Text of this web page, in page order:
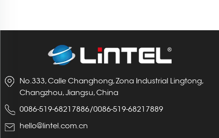
No.333, Calle Changhong, Zona Industrial Lingtong,
Changzhou, Jiangsu, China
0086-519-68217886/0086-519-68217889
hello@lintel.com.cn